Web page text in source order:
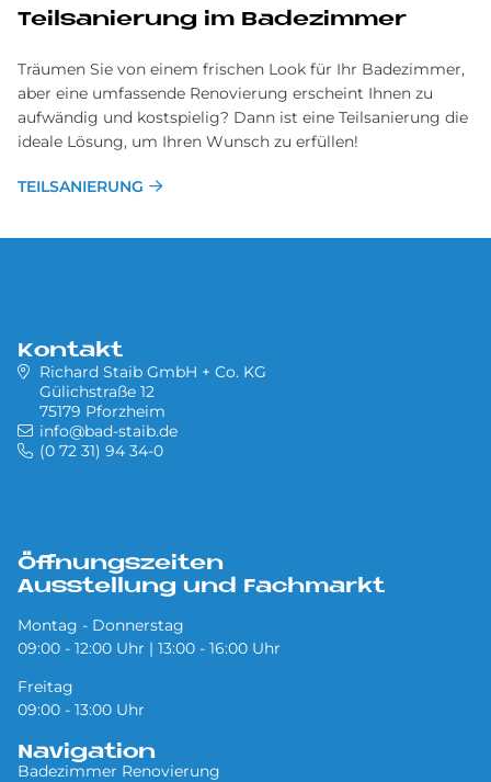
Teilsanierung im Badezimmer
Träumen Sie von einem frischen Look für Ihr Badezimmer,
aber eine umfassende Renovierung erscheint Ihnen zu
aufwändig und kostspielig? Dann ist eine Teilsanierung die
ideale Lösung, um Ihren Wunsch zu erfüllen!
TEILSANIERUNG
Kontakt
Richard Staib GmbH + Co. KG
Gülichstraße 12
75179 Pforzheim
info@bad-staib.de
(0 72 31) 94 34-0
Öffnungszeiten
Ausstellung und Fachmarkt
Montag - Donnerstag
09:00 - 12:00 Uhr | 13:00 - 16:00 Uhr
Freitag
09:00 - 13:00 Uhr
Navigation
Badezimmer Renovierung